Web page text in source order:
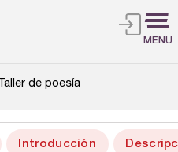
MENU
Taller de poesía
Introducción